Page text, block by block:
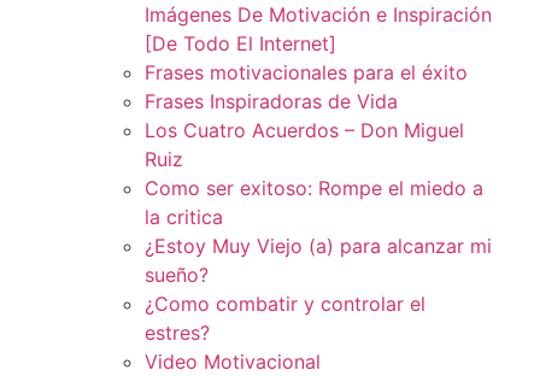
Imágenes De Motivación e Inspiración
[De Todo El Internet]
Frases motivacionales para el éxito
Frases Inspiradoras de Vida
Los Cuatro Acuerdos – Don Miguel
Ruiz
Como ser exitoso: Rompe el miedo a
la critica
¿Estoy Muy Viejo (a) para alcanzar mi
sueño?
¿Como combatir y controlar el
estres?
Video Motivacional